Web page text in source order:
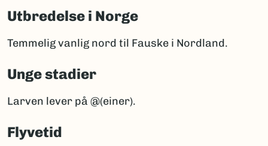
Utbredelse i Norge
Temmelig vanlig nord til Fauske i Nordland.
Unge stadier
Larven lever på @(einer).
Flyvetid